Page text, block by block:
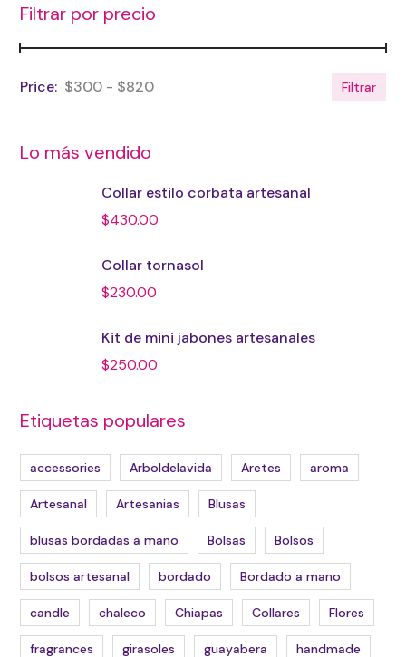
Filtrar por precio
Filtrar
$300 $820
Lo más vendido
Collar estilo corbata artesanal
$430.00
Collar tornasol
$230.00
Kit de mini jabones artesanales
$250.00
Etiquetas populares
accessories Arboldelavida Aretes aroma
Artesanal Artesanias Blusas
blusas bordadas a mano Bolsas Bolsos
bolsos artesanal bordado Bordado a mano
candle chaleco Chiapas Collares Flores
fragrances girasoles guayabera handmade